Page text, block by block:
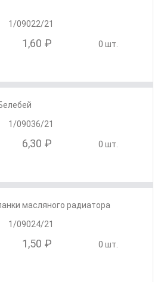
1/09022/21
1,60 ₽ 0 шт.
1/09036/21
6,30 ₽ 0 шт.
масляного радиатора
1/09024/21
1,50 ₽ 0 шт.